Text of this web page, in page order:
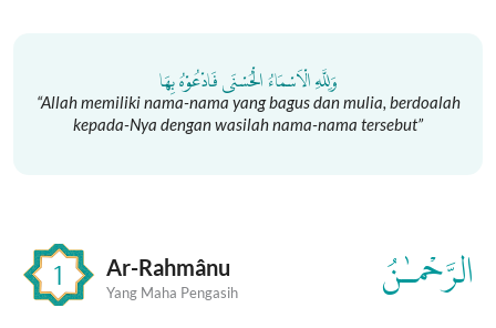
وَلِلَّهِ الْاَسْمَاءُ الْحُسْنَى فَادْعُوْهُ بِهَا
“Allah memiliki nama-nama yang bagus dan mulia, berdoalah
kepada-Nya dengan wasilah nama-nama tersebut”
1 Ar-Rahmânu
Yang Maha Pengasih الرَّحْمـٰنُ